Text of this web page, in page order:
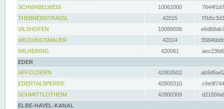
SCHWABELWEIS
10062000
THEBNERSTRASSL
42015
VILSHOFEN
10089006
WILDUNGSMAUER
42014
WILHERING
420061
EDER
AFFOLDERN
42800502
EDERTALSPERRE
42800310
SCHMITTLOTHEIM
42800309
ELBE-HAVEL-KANAL